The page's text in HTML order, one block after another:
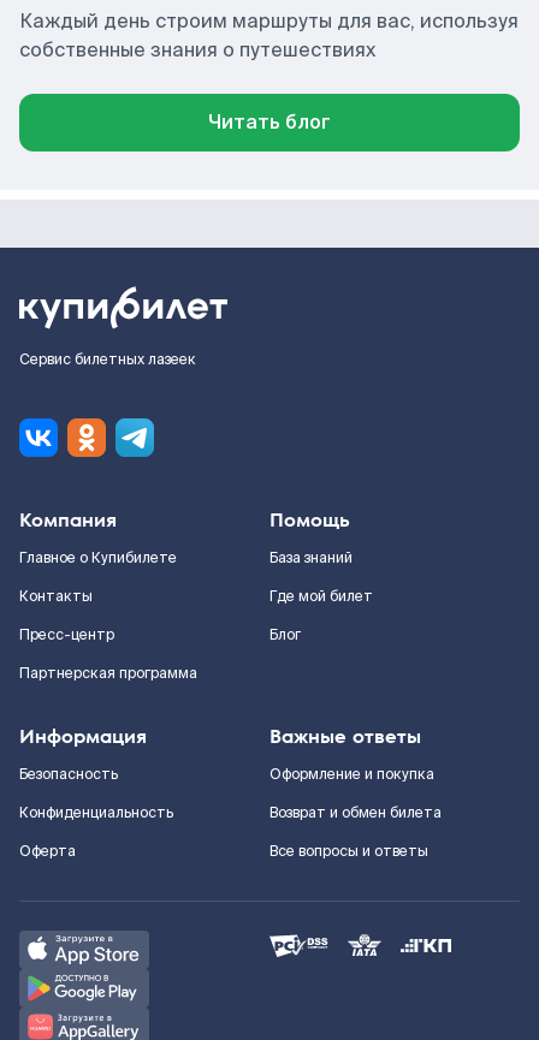
Каждый день строим маршруты для вас, используя
собственные знания о путешествиях
Читать блог
Сервис билетных лазеек
Компания
Главное о Купибилете
Контакты
Пресс-центр
Партнерская программа
Помощь
База знаний
Где мой билет
Блог
Информация
Безопасность
Конфиденциальность
Оферта
Важные ответы
Оформление и покупка
Возврат и обмен билета
Все вопросы и ответы